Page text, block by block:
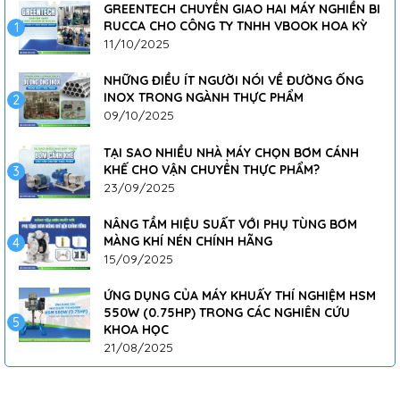
1
GREENTECH CHUYỂN GIAO HAI MÁY NGHIỀN BI
RUCCA CHO CÔNG TY TNHH VBOOK HOA KỲ
11/10/2025
2
NHỮNG ĐIỀU ÍT NGƯỜI NÓI VỀ ĐƯỜNG ỐNG
INOX TRONG NGÀNH THỰC PHẨM
09/10/2025
3
TẠI SAO NHIỀU NHÀ MÁY CHỌN BƠM CÁNH
KHẾ CHO VẬN CHUYỂN THỰC PHẨM?
23/09/2025
4
NÂNG TẦM HIỆU SUẤT VỚI PHỤ TÙNG BƠM
MÀNG KHÍ NÉN CHÍNH HÃNG
15/09/2025
5
ỨNG DỤNG CỦA MÁY KHUẤY THÍ NGHIỆM HSM
550W (0.75HP) TRONG CÁC NGHIÊN CỨU
KHOA HỌC
21/08/2025